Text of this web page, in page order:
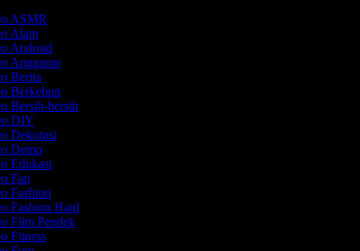
ASMR
Alam
Android
Anggaran
Berita
Berkebun
Bersih-bersih
DIY
Dekorasi
Demo
Edukasi
Fan
Fashion
Fashion Haul
Film Pendek
Fitness